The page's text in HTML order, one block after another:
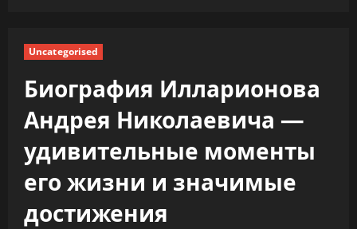
Uncategorised
Биография Илларионова
Андрея Николаевича —
удивительные моменты
его жизни и значимые
достижения